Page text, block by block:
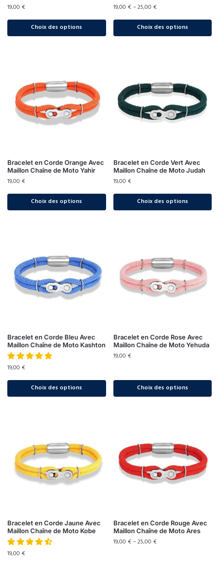
19,00 €
Choix des options
19,00 €–25,00 €
Choix des options
Bracelet en Corde Orange Avec
Maillon Chaîne de Moto Yahir
19,00 €
Choix des options
Bracelet en Corde Vert Avec
Maillon Chaîne de Moto Judah
19,00 €
Choix des options
Bracelet en Corde Bleu Avec
Maillon Chaîne de Moto Kashton
19,00 €
Choix des options
Bracelet en Corde Rose Avec
Maillon Chaîne de Moto Yehuda
19,00 €
Choix des options
Bracelet en Corde Jaune Avec
Maillon Chaîne de Moto Kobe
19,00 €
Bracelet en Corde Rouge Avec
Maillon Chaîne de Moto Ares
19,00 €–25,00 €